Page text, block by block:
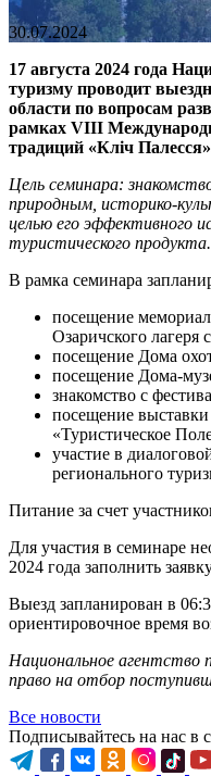
30.07.2024
17 августа 2024 года
туризму проводит
области по вопросам
рамках VIII
традиций «Кліч
Цель семинара:
природным, историко-
целью его эффективного
туристического продукта.
В рамка семинара
посещение
Озаричского лагеря
посещение Дома
посещение Дома-
знакомство с
посещение выставки
«Туристическое
участие в
регионального
Питание за счет
Для участия в семинаре
2024 года заполнить
Выезд запланирован в
ориентировочное время
Национальное агентство
право на отбор
Все новости
Подписывайтесь на нас в